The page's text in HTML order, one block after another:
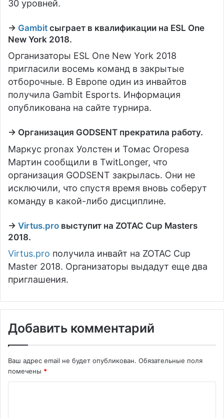
30 уровней.
→ Gambit сыграет в квалификации на ESL One
New York 2018.
Организаторы ESL One New York 2018
пригласили восемь команд в закрытые
отборочные. В Европе один из инвайтов
получила Gambit Esports. Информация
опубликована на сайте турнира.
→ Организация GODSENT прекратила работу.
Маркус pronax Уолстен и Томас Oropesa
Мартин сообщили в TwitLonger, что
организация GODSENT закрылась. Они не
исключили, что спустя время вновь соберут
команду в какой-либо дисциплине.
→ Virtus.pro выступит на ZOTAC Cup Masters
2018.
Virtus.pro получила инвайт на ZOTAC Cup
Master 2018. Организаторы выдадут еще два
приглашения.
Добавить комментарий
Ваш адрес email не будет опубликован. Обязательные поля
помечены *